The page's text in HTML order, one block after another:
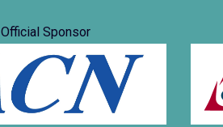
Official Sponsor